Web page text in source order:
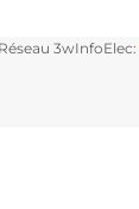
3wInfoElec: